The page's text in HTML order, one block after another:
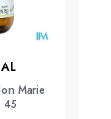
Marie
45